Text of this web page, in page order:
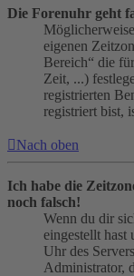
Die Forenuhr geht
eigenen
Bereich“ die
Zeit, ...)
registrierten
registriert bist,
Nach oben
Ich habe die
noch falsch!
Wenn du dir
eingestellt hast
Uhr des
Administrator,